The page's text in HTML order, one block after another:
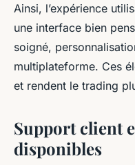
Ainsi, l’expérience
une interface bien
soigné,
multiplateforme. Ces
et rendent le trading
Support client
disponibles